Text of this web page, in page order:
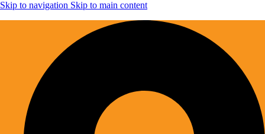
Skip to navigation Skip to main content